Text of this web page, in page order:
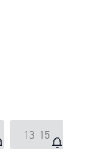
13-15